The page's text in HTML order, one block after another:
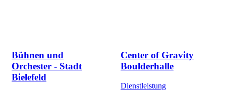
Bühnen und
Orchester - Stadt
Bielefeld
Center of Gravity
Boulderhalle
Dienstleistung